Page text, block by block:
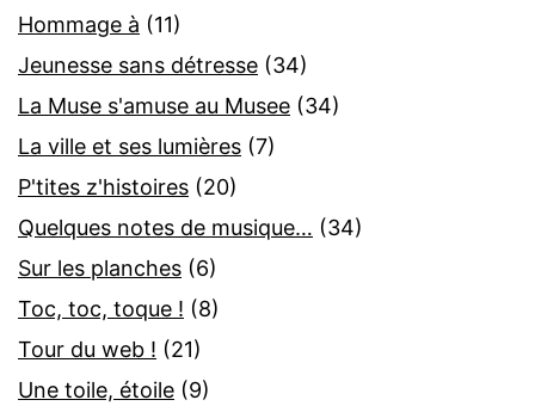
Hommage à (11)
Jeunesse sans détresse (34)
La Muse s'amuse au Musee (34)
La ville et ses lumières (7)
P'tites z'histoires (20)
Quelques notes de musique… (34)
Sur les planches (6)
Toc, toc, toque ! (8)
Tour du web ! (21)
Une toile, étoile (9)